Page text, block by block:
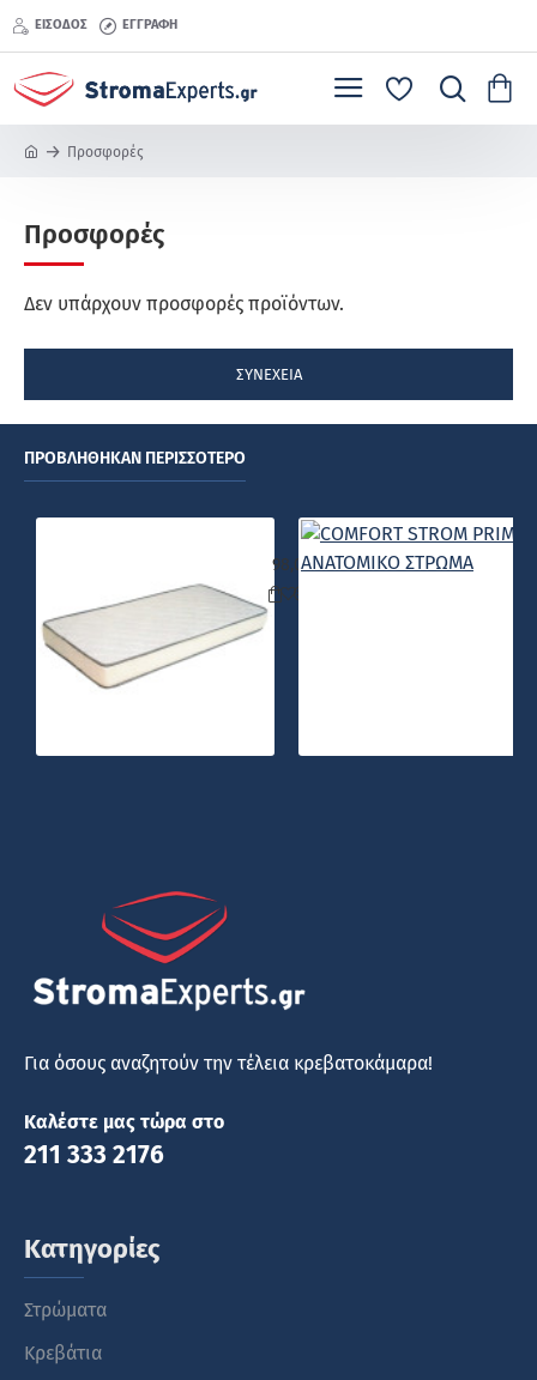
ΕΊΣΟΔΟΣ ΕΓΓΡΑΦΉ
e
Προσφορές
Προσφορές
Δεν υπάρχουν προσφορές προϊόντων.
ΣΥΝΈΧΕΙΑ
ΠΡΟΒΛΉΘΗΚΑΝ ΠΕΡΙΣΣΌΤΕΡΟ
COMFORT STROM FOAM
98,00€
Για όσους αναζητούν την τέλεια κρεβατοκάμαρα!
Καλέστε μας τώρα στο
211 333 2176
Κατηγορίες
Στρώματα
Κρεβάτια